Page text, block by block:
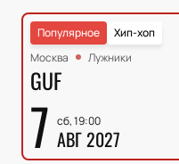
Хип-хоп
Популярное
Москва
Лужники
GUF
7 сб, 19:00
АВГ 2027